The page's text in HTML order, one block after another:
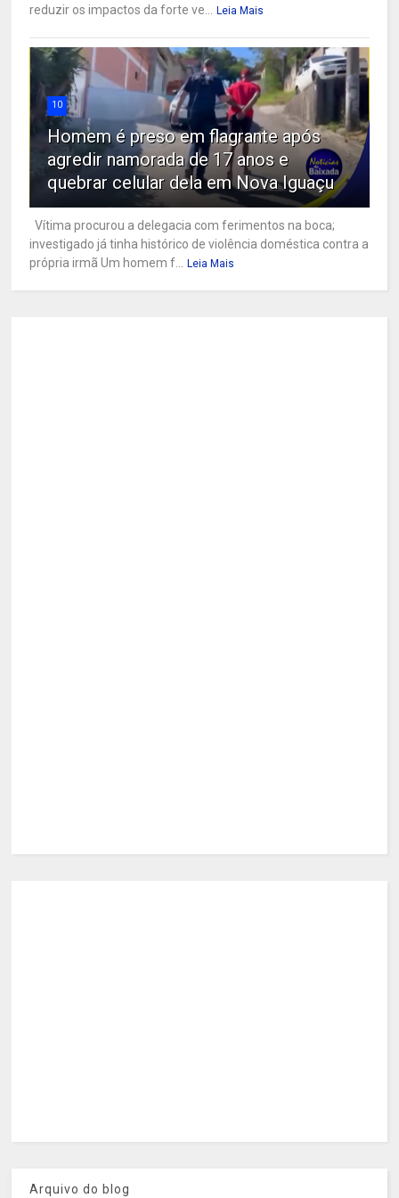
reduzir os impactos da forte ve...
Leia Mais
10
Homem é preso em flagrante após
agredir namorada de 17 anos e
quebrar celular dela em Nova Iguaçu
Vítima procurou a delegacia com ferimentos na boca;
investigado já tinha histórico de violência doméstica contra a
própria irmã Um homem f...
Leia Mais
Arquivo do blog